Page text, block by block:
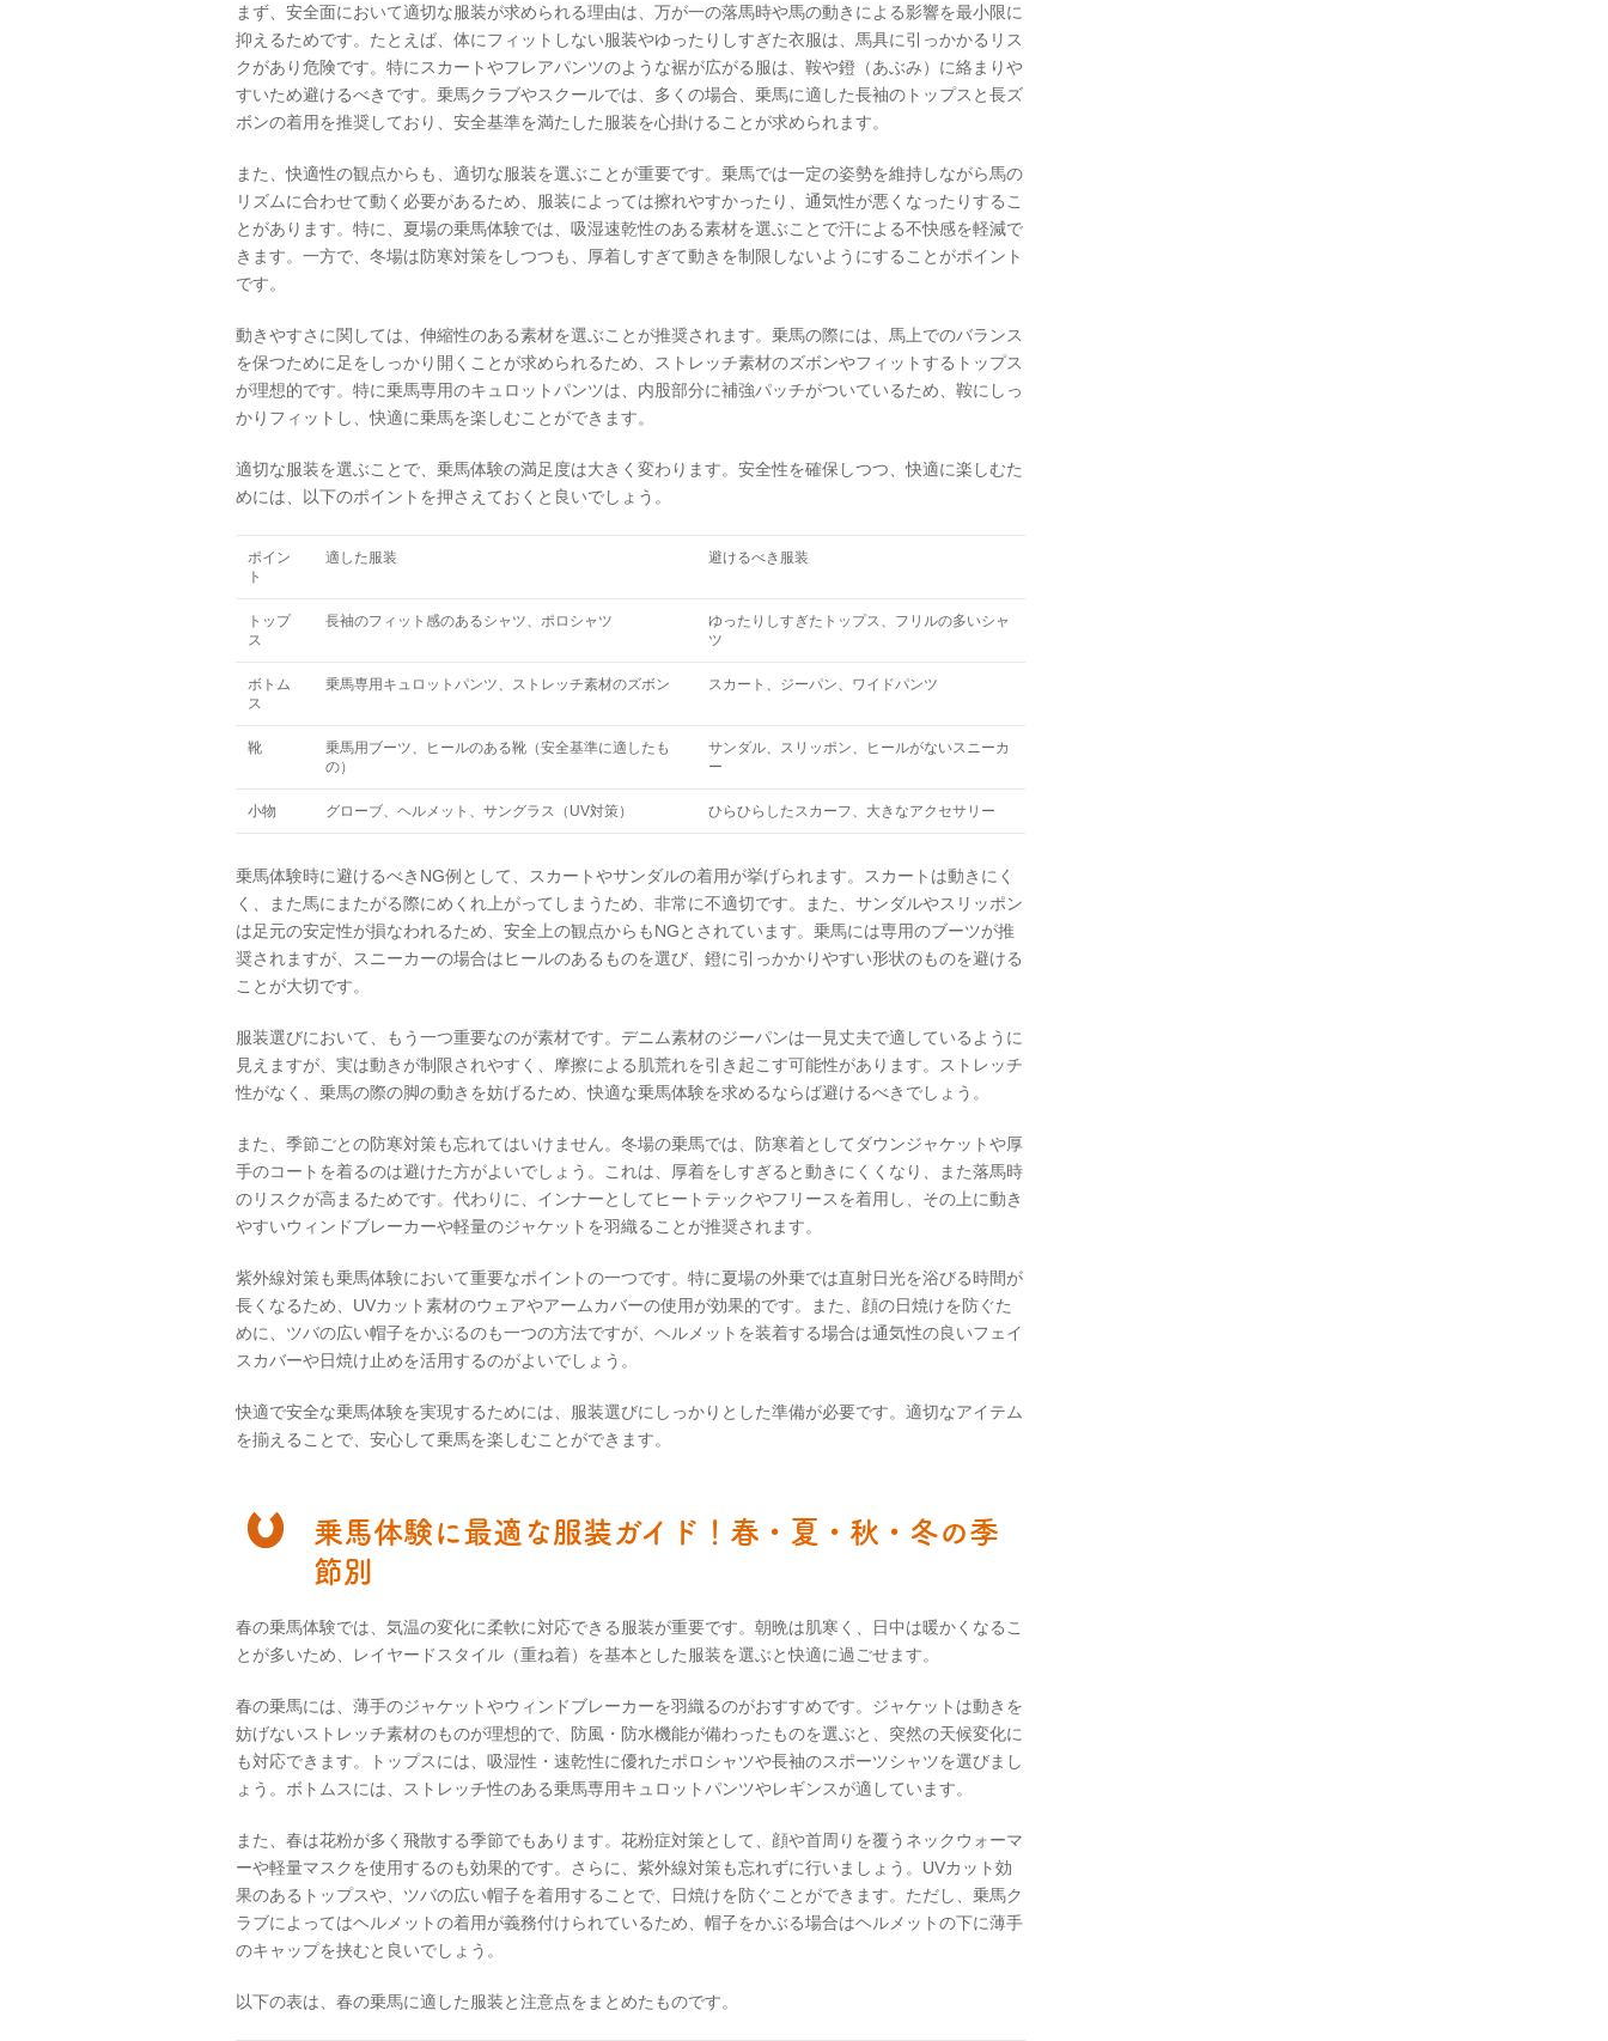
まず、安全面において適切な服装が求められる理由は、万が一の落馬時や馬の動きによる影響を最小限に
抑えるためです。たとえば、体にフィットしない服装やゆったりしすぎた衣服は、馬具に引っかかるリス
クがあり危険です。特にスカートやフレアパンツのような裾が広がる服は、鞍や鐙（あぶみ）に絡まりや
すいため避けるべきです。乗馬クラブやスクールでは、多くの場合、乗馬に適した長袖のトップスと長ズ
ボンの着用を推奨しており、安全基準を満たした服装を心掛けることが求められます。
また、快適性の観点からも、適切な服装を選ぶことが重要です。乗馬では一定の姿勢を維持しながら馬の
リズムに合わせて動く必要があるため、服装によっては擦れやすかったり、通気性が悪くなったりするこ
とがあります。特に、夏場の乗馬体験では、吸湿速乾性のある素材を選ぶことで汗による不快感を軽減で
きます。一方で、冬場は防寒対策をしつつも、厚着しすぎて動きを制限しないようにすることがポイント
です。
動きやすさに関しては、伸縮性のある素材を選ぶことが推奨されます。乗馬の際には、馬上でのバランス
を保つために足をしっかり開くことが求められるため、ストレッチ素材のズボンやフィットするトップス
が理想的です。特に乗馬専用のキュロットパンツは、内股部分に補強パッチがついているため、鞍にしっ
かりフィットし、快適に乗馬を楽しむことができます。
適切な服装を選ぶことで、乗馬体験の満足度は大きく変わります。安全性を確保しつつ、快適に楽しむた
めには、以下のポイントを押さえておくと良いでしょう。
ポイン
ト
適した服装 避けるべき服装
トップ
ス
長袖のフィット感のあるシャツ、ポロシャツ
ゆったりしすぎたトップス、フリルの多いシャ
ツ
ボトム
ス
乗馬専用キュロットパンツ、ストレッチ素材のズボン スカート、ジーパン、ワイドパンツ
靴
乗馬用ブーツ、ヒールのある靴（安全基準に適したも
の）
サンダル、スリッポン、ヒールがないスニーカ
ー
小物 グローブ、ヘルメット、サングラス（UV対策） ひらひらしたスカーフ、大きなアクセサリー
乗馬体験時に避けるべきNG例として、スカートやサンダルの着用が挙げられます。スカートは動きにく
く、また馬にまたがる際にめくれ上がってしまうため、非常に不適切です。また、サンダルやスリッポン
は足元の安定性が損なわれるため、安全上の観点からもNGとされています。乗馬には専用のブーツが推
奨されますが、スニーカーの場合はヒールのあるものを選び、鐙に引っかかりやすい形状のものを避ける
ことが大切です。
服装選びにおいて、もう一つ重要なのが素材です。デニム素材のジーパンは一見丈夫で適しているように
見えますが、実は動きが制限されやすく、摩擦による肌荒れを引き起こす可能性があります。ストレッチ
性がなく、乗馬の際の脚の動きを妨げるため、快適な乗馬体験を求めるならば避けるべきでしょう。
また、季節ごとの防寒対策も忘れてはいけません。冬場の乗馬では、防寒着としてダウンジャケットや厚
手のコートを着るのは避けた方がよいでしょう。これは、厚着をしすぎると動きにくくなり、また落馬時
のリスクが高まるためです。代わりに、インナーとしてヒートテックやフリースを着用し、その上に動き
やすいウィンドブレーカーや軽量のジャケットを羽織ることが推奨されます。
紫外線対策も乗馬体験において重要なポイントの一つです。特に夏場の外乗では直射日光を浴びる時間が
長くなるため、UVカット素材のウェアやアームカバーの使用が効果的です。また、顔の日焼けを防ぐた
めに、ツバの広い帽子をかぶるのも一つの方法ですが、ヘルメットを装着する場合は通気性の良いフェイ
スカバーや日焼け止めを活用するのがよいでしょう。
快適で安全な乗馬体験を実現するためには、服装選びにしっかりとした準備が必要です。適切なアイテム
を揃えることで、安心して乗馬を楽しむことができます。
乗馬体験に最適な服装ガイド！春・夏・秋・冬の季
節別
春の乗馬体験では、気温の変化に柔軟に対応できる服装が重要です。朝晩は肌寒く、日中は暖かくなるこ
とが多いため、レイヤードスタイル（重ね着）を基本とした服装を選ぶと快適に過ごせます。
春の乗馬には、薄手のジャケットやウィンドブレーカーを羽織るのがおすすめです。ジャケットは動きを
妨げないストレッチ素材のものが理想的で、防風・防水機能が備わったものを選ぶと、突然の天候変化に
も対応できます。トップスには、吸湿性・速乾性に優れたポロシャツや長袖のスポーツシャツを選びまし
ょう。ボトムスには、ストレッチ性のある乗馬専用キュロットパンツやレギンスが適しています。
また、春は花粉が多く飛散する季節でもあります。花粉症対策として、顔や首周りを覆うネックウォーマ
ーや軽量マスクを使用するのも効果的です。さらに、紫外線対策も忘れずに行いましょう。UVカット効
果のあるトップスや、ツバの広い帽子を着用することで、日焼けを防ぐことができます。ただし、乗馬ク
ラブによってはヘルメットの着用が義務付けられているため、帽子をかぶる場合はヘルメットの下に薄手
のキャップを挟むと良いでしょう。
以下の表は、春の乗馬に適した服装と注意点をまとめたものです。